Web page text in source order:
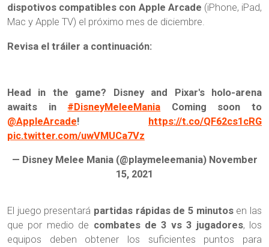
dispotivos compatibles con Apple Arcade (iPhone, iPad,
Mac y Apple TV) el próximo mes de diciembre.
Revisa el tráiler a continuación:
Head in the game? Disney and Pixar's holo-arena
awaits in #DisneyMeleeMania Coming soon to
@AppleArcade! https://t.co/QF62cs1cRG
pic.twitter.com/uwVMUCa7Vz
— Disney Melee Mania (@playmeleemania) November
15, 2021
El juego presentará partidas rápidas de 5 minutosen las
que por medio de combates de 3 vs 3 jugadores, los
equipos deben obtener los suficientes puntos para